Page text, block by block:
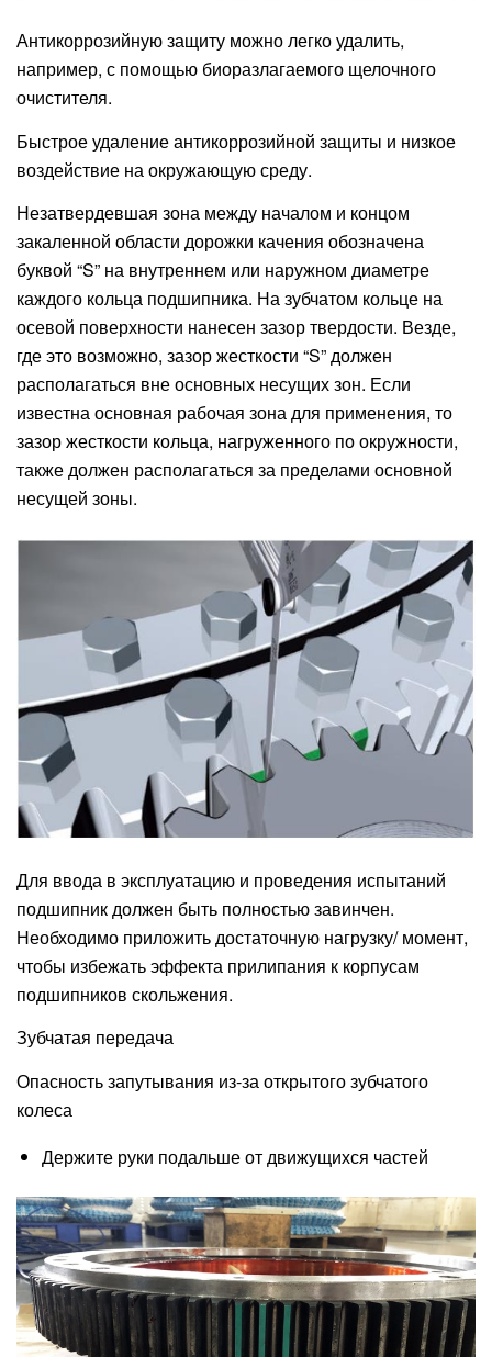
Антикоррозийную защиту можно легко удалить,
например, с помощью биоразлагаемого щелочного
очистителя.
Быстрое удаление антикоррозийной защиты и низкое
воздействие на окружающую среду.
Незатвердевшая зона между началом и концом
закаленной области дорожки качения обозначена
буквой “S” на внутреннем или наружном диаметре
каждого кольца подшипника. На зубчатом кольце на
осевой поверхности нанесен зазор твердости. Везде,
где это возможно, зазор жесткости “S” должен
располагаться вне основных несущих зон. Если
известна основная рабочая зона для применения, то
зазор жесткости кольца, нагруженного по окружности,
также должен располагаться за пределами основной
несущей зоны.
Для ввода в эксплуатацию и проведения испытаний
подшипник должен быть полностью завинчен.
Необходимо приложить достаточную нагрузку/ момент,
чтобы избежать эффекта прилипания к корпусам
подшипников скольжения.
Зубчатая передача
Опасность запутывания из-за открытого зубчатого
колеса
Держите руки подальше от движущихся частей